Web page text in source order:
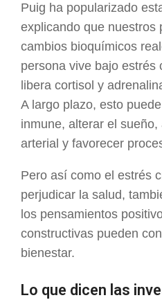
Puig ha popularizado
explicando que nuestros
cambios bioquímicos
persona vive bajo estrés
libera cortisol y
A largo plazo, esto
inmune, alterar el
arterial y favorecer
Pero así como el estrés
perjudicar la salud,
los pensamientos
constructivas pueden
bienestar.
Lo que dicen las